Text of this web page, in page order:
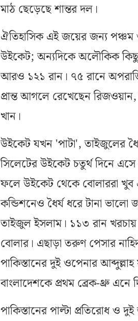
মাঠ ছেড়েছে শান্তর দল।
ঐতিহাসিক এই জয়ের জন্য পঞ্চম
উইকেট; অন্যদিকে অলৌকিক কিছু
আরও ১২১ রান। ৭৫ রানে
প্রান্ত আগলে রেখেছেন
খান।
উইকেট যখন 'পাটা', তাইজুলের
সিলেটের উইকেট চতুর্থ দিনে
ফলে উইকেট থেকে বোলাররা খুব
কন্ডিশনেও ধৈর্য ধরে টানা
তাইজুল ইসলাম। ১১৩ রান খরচায়
বোলার। এছাড়া তরুণ পেসার
পাকিস্তানের দুই ওপেনার
বাংলাদেশকে প্রথম ব্রেক-থ্রু এনে
পাকিস্তানের পাল্টা প্রতিরোধ ও